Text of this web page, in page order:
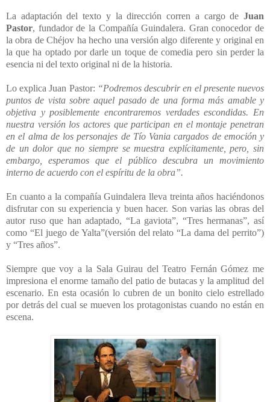
La adaptación del texto y la dirección corren a cargo de Juan
Pastor, fundador de la Compañía Guindalera. Gran conocedor de
la obra de Chéjov ha hecho una versión algo diferente y original en
la que ha optado por darle un toque de comedia pero sin perder la
esencia ni del texto original ni de la historia.
Lo explica Juan Pastor: “Podremos descubrir en el presente nuevos
puntos de vista sobre aquel pasado de una forma más amable y
objetiva y posiblemente encontraremos verdades escondidas. En
nuestra versión los actores que participan en el montaje penetran
en el alma de los personajes de Tío Vania cargados de emoción y
de un dolor que no siempre se muestra explícitamente, pero, sin
embargo, esperamos que el público descubra un movimiento
interno de acuerdo con el espíritu de la obra”.
En cuanto a la compañía Guindalera lleva treinta años haciéndonos
disfrutar con su experiencia y buen hacer. Son varias las obras del
autor ruso que han adaptado, “La gaviota”, “Tres hermanas”, así
como “El juego de Yalta”(versión del relato “La dama del perrito”)
y “Tres años”.
Siempre que voy a la Sala Guirau del Teatro Fernán Gómez me
impresiona el enorme tamaño del patio de butacas y la amplitud del
escenario. En esta ocasión lo cubren de un bonito cielo estrellado
por detrás del cual se mueven los protagonistas cuando no están en
escena.